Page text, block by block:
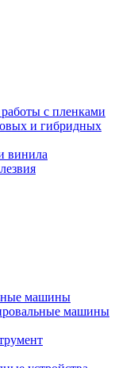
с пленками
и гибридных
винила
машины
машины